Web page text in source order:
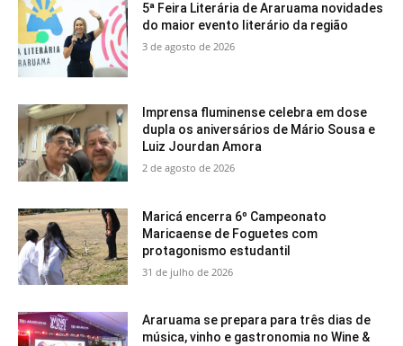
5ª Feira Literária de Araruama novidades
do maior evento literário da região
3 de agosto de 2026
Imprensa fluminense celebra em dose
dupla os aniversários de Mário Sousa e
Luiz Jourdan Amora
2 de agosto de 2026
Maricá encerra 6º Campeonato
Maricaense de Foguetes com
protagonismo estudantil
31 de julho de 2026
Araruama se prepara para três dias de
música, vinho e gastronomia no Wine &